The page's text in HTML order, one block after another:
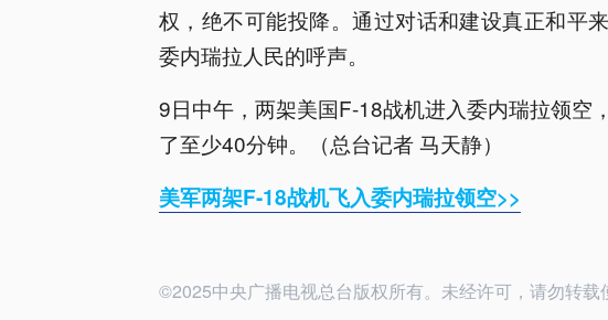
权，绝不可能投降。通过对话和建设真正和平
委内瑞拉人民的呼声。
9日中午，两架美国F-18战机进入委内瑞拉领空
了至少40分钟。（总台记者 马天静）
美军两架F-18战机飞入委内瑞拉领空>>
©2025中央广播电视总台版权所有。未经许可，请勿转载